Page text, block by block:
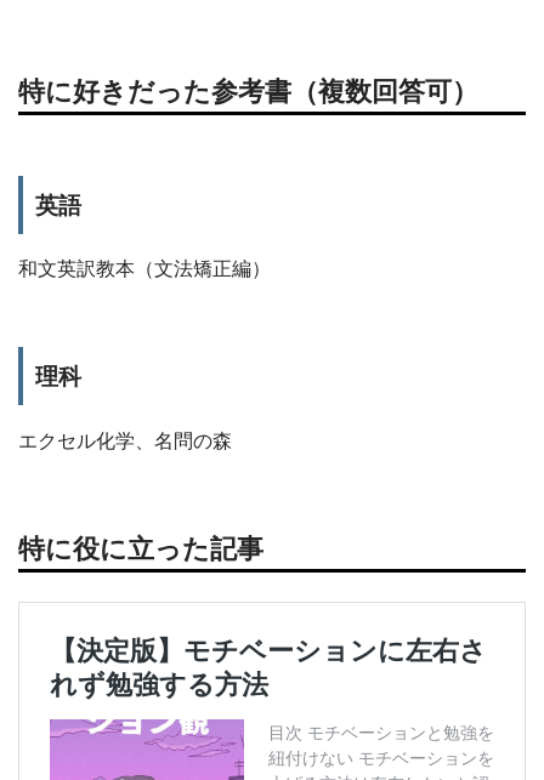
特に好きだった参考書（複数回答可）
英語
和文英訳教本（文法矯正編）
理科
エクセル化学、名問の森
特に役に立った記事